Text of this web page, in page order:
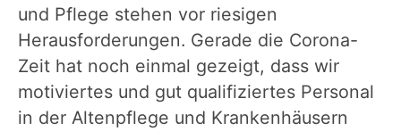
und Pflege stehen vor riesigen
Herausforderungen. Gerade die Corona-
Zeit hat noch einmal gezeigt, dass wir
motiviertes und gut qualifiziertes Personal
in der Altenpflege und Krankenhäusern